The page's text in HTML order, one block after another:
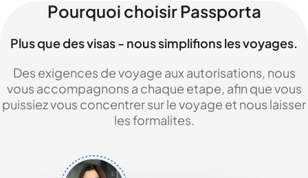
Pourquoi choisir Passporta
Plus que des visas - nous simplifions les voyages.
Des exigences de voyage aux autorisations, nous
vous accompagnons a chaque etape, afin que vous
puissiez vous concentrer sur le voyage et nous laisser
les formalites.